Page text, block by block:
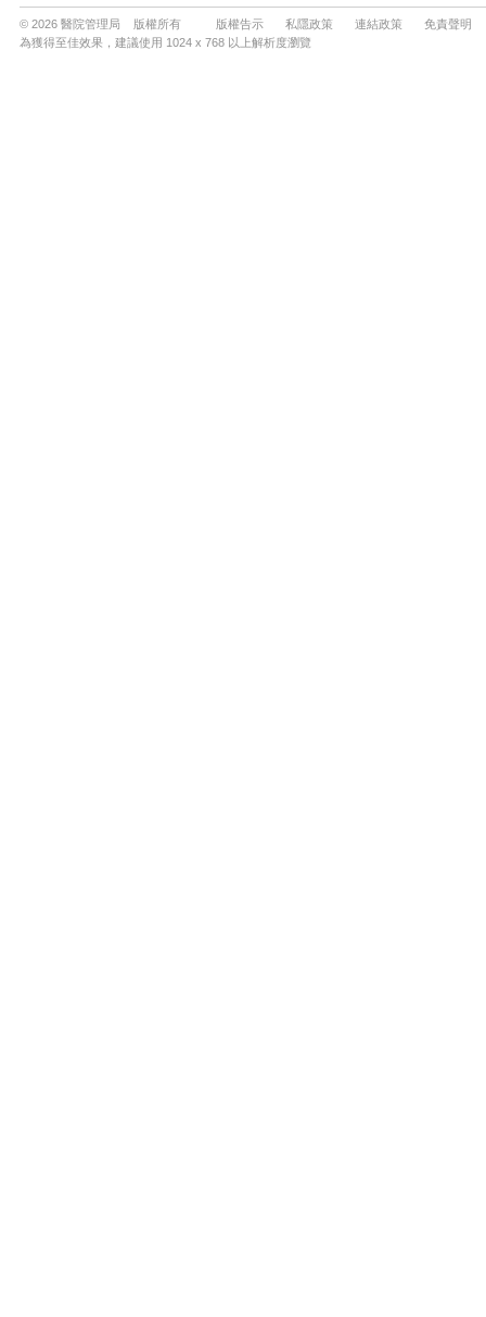
© 2026 醫院管理局 版權所有 版權告示 私隱政策 連結政策
免責聲明
為獲得至佳效果，建議使用 1024 x 768 以上解析度瀏覽